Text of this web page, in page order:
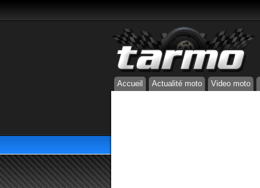
Accueil Actualité moto Video moto